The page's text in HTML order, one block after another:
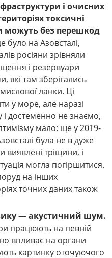
і очисних
токсичні
можуть без перешкод
було на Азовсталі,
росіяни зрівняли
і резервуари
які там зберігались
ланки. Ці
у море, але наразі
достеменно не знаємо,
мало: ще у 2019-
була не в дуже
виявлені тріщини, і
могла погіршитися.
на інших
точних даних також
— акустичний шум.
працюють на певній
впливає на органи
картинку оточуючого